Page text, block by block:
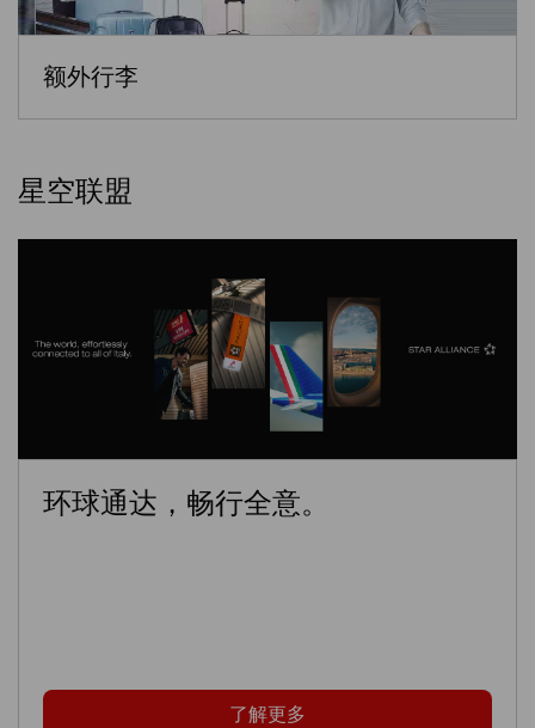
额外行李
星空联盟
环球通达，畅行全意。
了解更多